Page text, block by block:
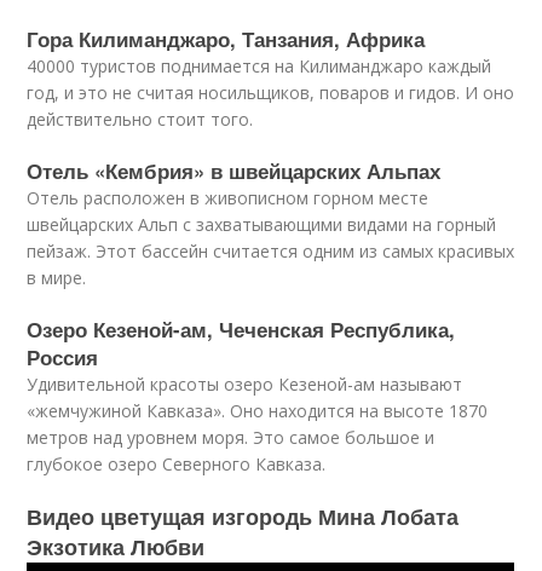
Гора Килиманджаро, Танзания, Африка
40000 туристов поднимается на Килиманджаро каждый
год, и это не считая носильщиков, поваров и гидов. И оно
действительно стоит того.
Отель «Кембрия» в швейцарских Альпах
Отель расположен в живописном горном месте
швейцарских Альп с захватывающими видами на горный
пейзаж. Этот бассейн считается одним из самых красивых
в мире.
Озеро Кезеной-ам, Чеченская Республика,
Россия
Удивительной красоты озеро Кезеной-ам называют
«жемчужиной Кавказа». Оно находится на высоте 1870
метров над уровнем моря. Это самое большое и
глубокое озеро Северного Кавказа.
Видео цветущая изгородь Мина Лобата
Экзотика Любви